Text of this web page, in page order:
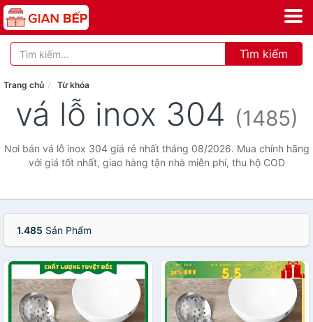
Tìm kiếm
Trang chủ Từ khóa
vá lỗ inox 304 (1485)
Nơi bán vá lỗ inox 304 giá rẻ nhất tháng 08/2026. Mua chính hãng
với giá tốt nhất, giao hàng tận nhà miễn phí, thu hộ COD
1.485 Sản Phẩm